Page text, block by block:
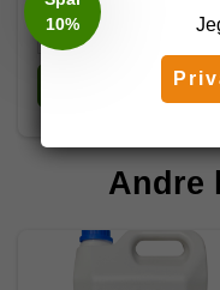
Køb
Andre
10%